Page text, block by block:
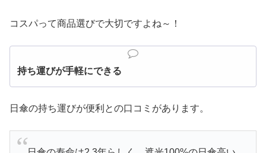
コスパって商品選びで大切ですよね～！
持ち運びが手軽にできる
日傘の持ち運びが便利との口コミがあります。